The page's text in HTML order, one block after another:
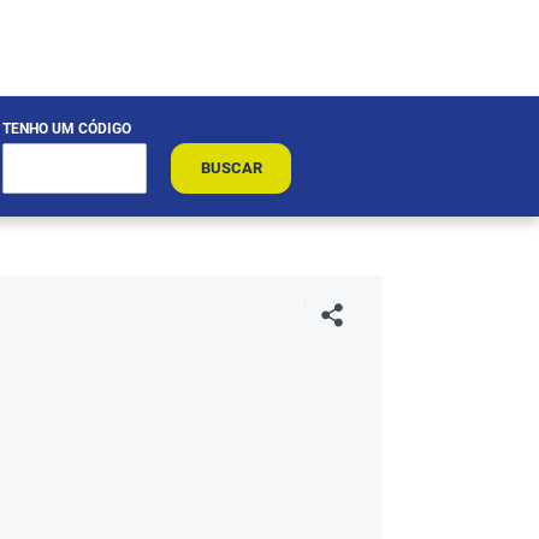
TENHO UM CÓDIGO
BUSCAR